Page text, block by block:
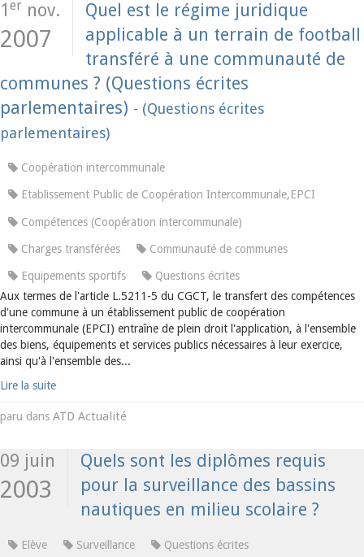
1 er nov.
2007
Quel est le régime juridique
applicable à un terrain de football
transféré à une communauté de
communes ? (Questions écrites
parlementaires) - (Questions écrites
parlementaires)
Coopération intercommunale
Etablissement Public de Coopération Intercommunale,EPCI
Compétences (Coopération intercommunale)
Charges transférées Communauté de communes
Equipements sportifs
Questions écrites
Aux termes de l'article L.5211-5 du CGCT, le transfert des compétences
d'une commune à un établissement public de coopération
intercommunale (EPCI) entraîne de plein droit l'application, à l'ensemble
des biens, équipements et services publics nécessaires à leur exercice,
ainsi qu'à l'ensemble des...
Lire la suite
paru dans ATD Actualité
09 juin
2003
Quels sont les diplômes requis
pour la surveillance des bassins
nautiques en milieu scolaire ?
Elève Surveillance
Questions écrites